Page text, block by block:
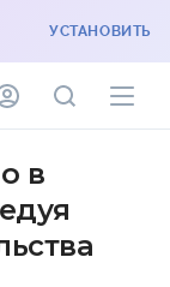
УСТАНОВИТЬ
в